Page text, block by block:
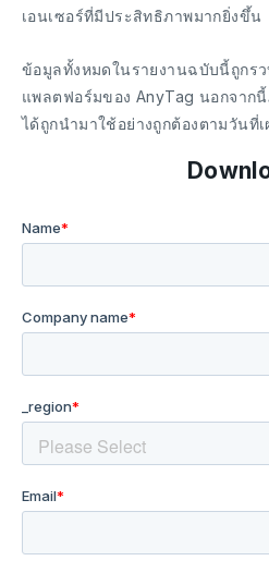
เอนเซอร์ที่มีประสิทธิภาพมากยิ่งขึ้น
ข้อมูลทั้งหมดในรายงานฉบับนี้ถูกร
แพลตฟอร์มของ AnyTag นอกจาก
ได้ถูกนำมาใช้อย่างถูกต้องตามวันที่เ